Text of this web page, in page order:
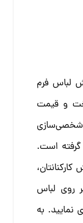
فروش لباس فرم
و قیمت
گرفته است.
روی لباس
نمایید. به